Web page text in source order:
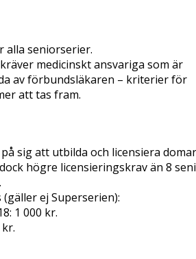
alla seniorserier.
medicinskt ansvariga som är
av förbundsläkaren – kriterier för
att tas fram.
sig att utbilda och licensiera
högre licensieringskrav än 8
ej Superserien):
1 000 kr.